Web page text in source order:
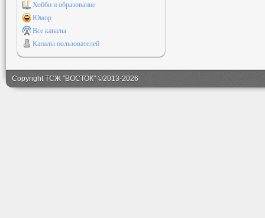
Хобби и образование
Юмор
Все каналы
Каналы пользователей
Copyright ТСЖ "ВОСТОК" ©2013-2026